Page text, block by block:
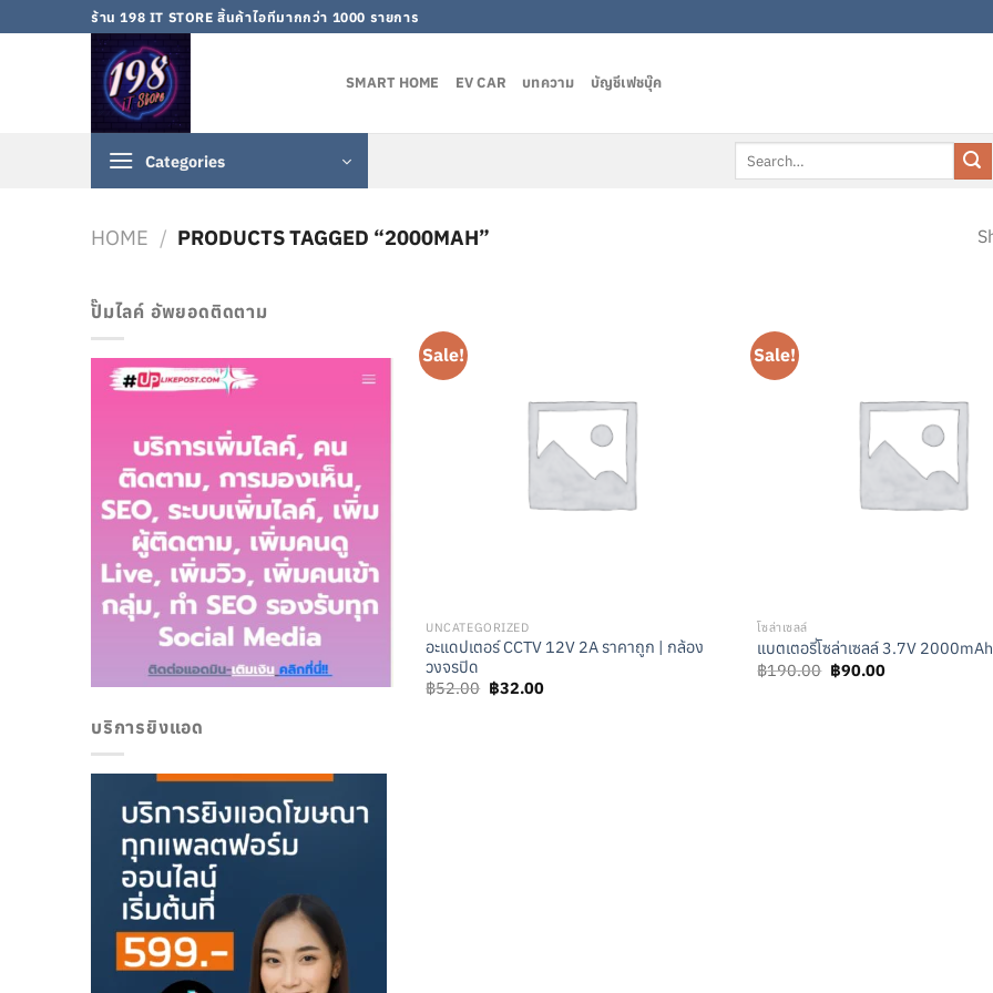
to
ร้าน 198 IT STORE สิ้นค้าไอทีมากกว่า 1000 รายการ
SMART HOME EV CAR บทความ บัญชีเฟชบุ๊ค
Categories
Search
for:
HOME / PRODUCTS TAGGED “2000MAH”
ปั๊มไลค์ อัพยอดติดตาม
บริการยิงแอด
Sale!
UNCATEGORIZED
อะแดปเตอร์ CCTV 12V 2A ราคาถูก | กล้อง
วงจรปิด
฿52.00 Original
price
฿32.00Current
Sale!
โซล่าเซลล์
แบตเตอรี่โซล่าเซลล์ 3.7V
฿190.00 Original
price
฿90.00Current